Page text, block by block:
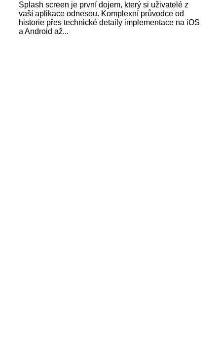
Splash screen je první dojem, který si uživatelé z
vaší aplikace odnesou. Komplexní průvodce od
historie přes technické detaily implementace na iOS
a Android až...